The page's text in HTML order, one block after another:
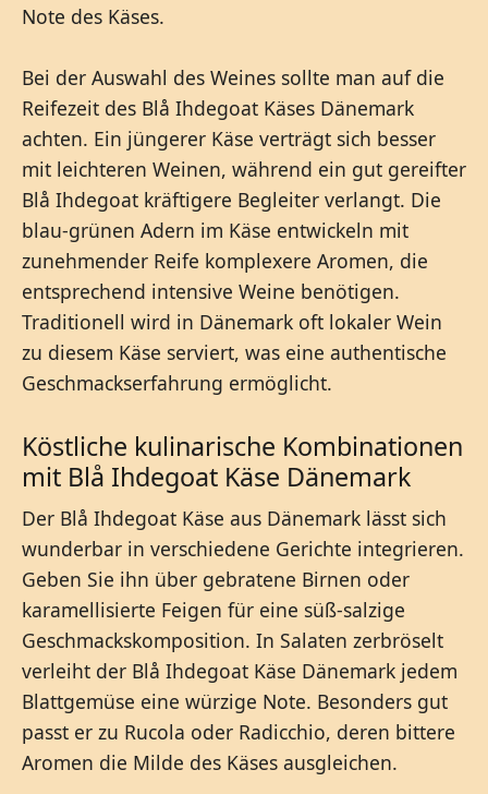
Note des Käses.
Bei der Auswahl des Weines sollte man auf die
Reifezeit des Blå Ihdegoat Käses Dänemark
achten. Ein jüngerer Käse verträgt sich besser
mit leichteren Weinen, während ein gut gereifter
Blå Ihdegoat kräftigere Begleiter verlangt. Die
blau-grünen Adern im Käse entwickeln mit
zunehmender Reife komplexere Aromen, die
entsprechend intensive Weine benötigen.
Traditionell wird in Dänemark oft lokaler Wein
zu diesem Käse serviert, was eine authentische
Geschmackserfahrung ermöglicht.
Köstliche kulinarische Kombinationen
mit Blå Ihdegoat Käse Dänemark
Der Blå Ihdegoat Käse aus Dänemark lässt sich
wunderbar in verschiedene Gerichte integrieren.
Geben Sie ihn über gebratene Birnen oder
karamellisierte Feigen für eine süß-salzige
Geschmackskomposition. In Salaten zerbröselt
verleiht der Blå Ihdegoat Käse Dänemark jedem
Blattgemüse eine würzige Note. Besonders gut
passt er zu Rucola oder Radicchio, deren bittere
Aromen die Milde des Käses ausgleichen.